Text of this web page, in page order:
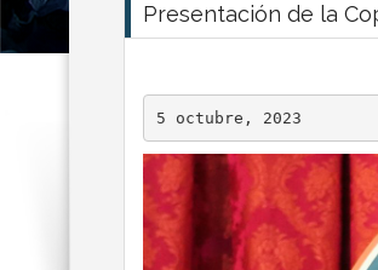
Presentación de la
5 octubre, 2023